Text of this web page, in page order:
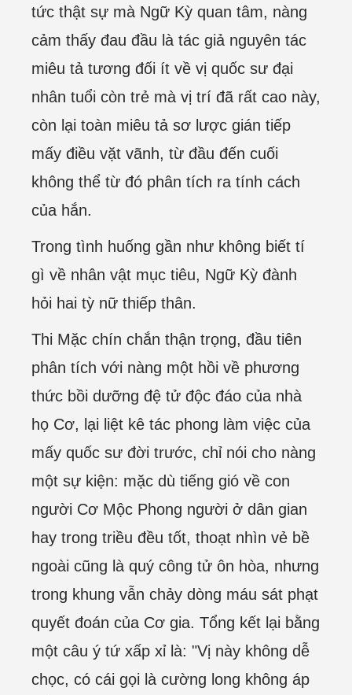
tức thật sự mà Ngữ Kỳ quan tâm, nàng
cảm thấy đau đầu là tác giả nguyên tác
miêu tả tương đối ít về vị quốc sư đại
nhân tuổi còn trẻ mà vị trí đã rất cao này,
còn lại toàn miêu tả sơ lược gián tiếp
mấy điều vặt vãnh, từ đầu đến cuối
không thể từ đó phân tích ra tính cách
của hắn.
Trong tình huống gần như không biết tí
gì về nhân vật mục tiêu, Ngữ Kỳ đành
hỏi hai tỳ nữ thiếp thân.
Thi Mặc chín chắn thận trọng, đầu tiên
phân tích với nàng một hồi về phương
thức bồi dưỡng đệ tử độc đáo của nhà
họ Cơ, lại liệt kê tác phong làm việc của
mấy quốc sư đời trước, chỉ nói cho nàng
một sự kiện: mặc dù tiếng gió về con
người Cơ Mộc Phong người ở dân gian
hay trong triều đều tốt, thoạt nhìn vẻ bề
ngoài cũng là quý công tử ôn hòa, nhưng
trong khung vẫn chảy dòng máu sát phạt
quyết đoán của Cơ gia. Tổng kết lại bằng
một câu ý tứ xấp xỉ là: "Vị này không dễ
chọc, có cái gọi là cường long không áp